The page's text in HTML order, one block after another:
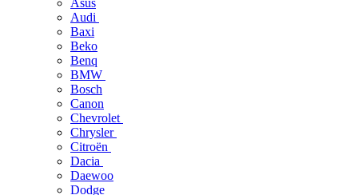
Asus
Audi
Baxi
Beko
Benq
BMW
Bosch
Canon
Chevrolet
Chrysler
Citroën
Dacia
Daewoo
Dodge